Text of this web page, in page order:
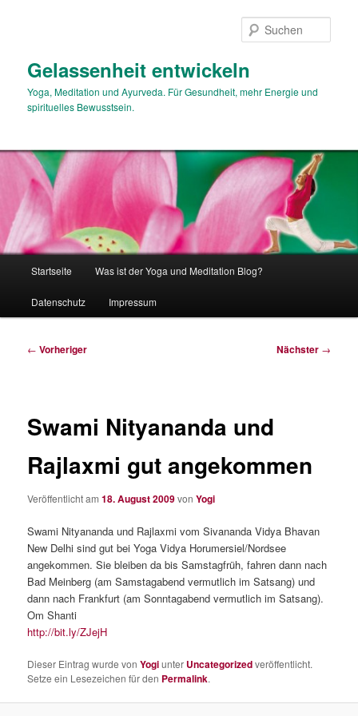
Gelassenheit entwickeln
Yoga, Meditation und Ayurveda. Für Gesundheit, mehr Energie und
spirituelles Bewusstsein.
Startseite Was ist der Yoga und Meditation Blog?
Datenschutz Impressum
Beitragsnavigation
← Vorheriger Nächster →
Swami Nityananda und
Rajlaxmi gut angekommen
Veröffentlicht am18. August 2009vonYogi
Swami Nityananda und Rajlaxmi vom Sivananda Vidya Bhavan
New Delhi sind gut bei Yoga Vidya Horumersiel/Nordsee
angekommen. Sie bleiben da bis Samstagfrüh, fahren dann nach
Bad Meinberg (am Samstagabend vermutlich im Satsang) und
dann nach Frankfurt (am Sonntagabend vermutlich im Satsang).
Om Shanti
http://bit.ly/ZJejH
Dieser Eintrag wurde vonYogiunter Uncategorizedveröffentlicht.
Setze ein Lesezeichen für den Permalink.